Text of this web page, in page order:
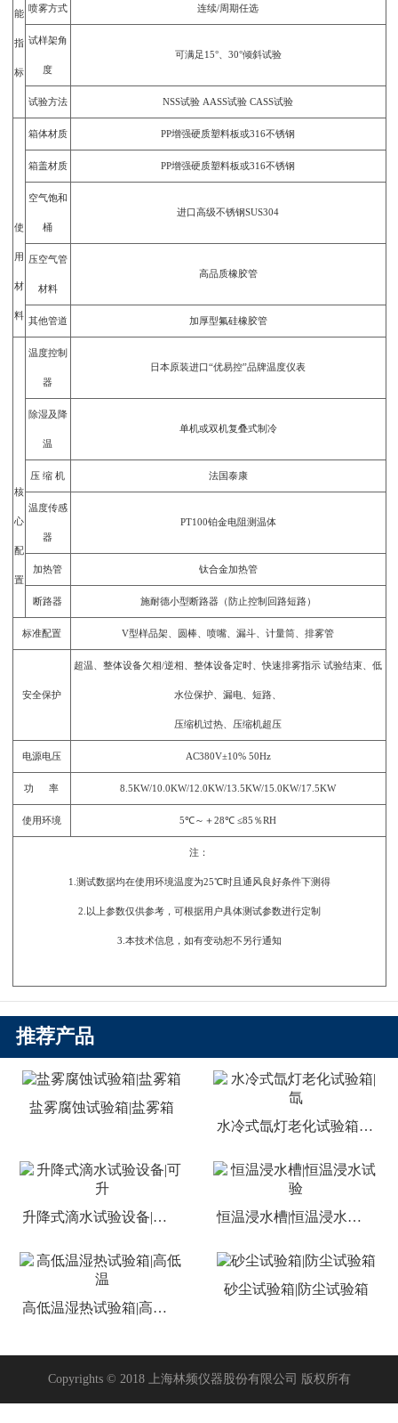
能
指
标
喷雾方式 连续/周期任选
试样架角
度
可满足15°、30°倾斜试验
试验方法 NSS试验 AASS试验 CASS试验
使
用
材
料
箱体材质 PP增强硬质塑料板或316不锈钢
箱盖材质 PP增强硬质塑料板或316不锈钢
空气饱和
桶
进口高级不锈钢SUS304
压空气管
材料
高品质橡胶管
其他管道 加厚型氟硅橡胶管
核
心
配
置
温度控制
器
日本原装进口“优易控”品牌温度仪表
除湿及降
温
单机或双机复叠式制冷
压 缩 机 法国泰康
温度传感
器
PT100铂金电阻测温体
加热管 钛合金加热管
断路器 施耐德小型断路器（防止控制回路短路）
标准配置 V型样品架、圆棒、喷嘴、漏斗、计量筒、排雾管
安全保护
超温、整体设备欠相/逆相、整体设备定时、快速排雾指示 试验结束、低
水位保护、漏电、短路、
压缩机过热、压缩机超压
电源电压 AC380V±10% 50Hz
功 率 8.5KW/10.0KW/12.0KW/13.5KW/15.0KW/17.5KW
使用环境 5℃～＋28℃ ≤85％RH
注：
1.测试数据均在使用环境温度为25℃时且通风良好条件下测得
2.以上参数仅供参考，可根据用户具体测试参数进行定制
3.本技术信息，如有变动恕不另行通知
推荐产品
盐雾腐蚀试验箱|盐雾箱
水冷式氙灯老化试验箱|氙
升降式滴水试验设备|可升 恒温浸水槽|恒温浸水试验
高低温湿热试验箱|高低温
砂尘试验箱|防尘试验箱
Copyrights © 2018 上海林频仪器股份有限公司 版权所有